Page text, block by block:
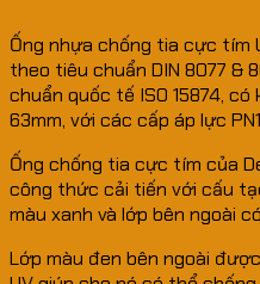
Ống nhựa chống tia cực tím
theo tiêu chuẩn DIN 8077 &
chuẩn quốc tế ISO 15874,
63mm, với các cấp áp lực
Ống chống tia cực tím của
công thức cải tiến với cấu
màu xanh và lớp bên ngoài
Lớp màu đen bên ngoài